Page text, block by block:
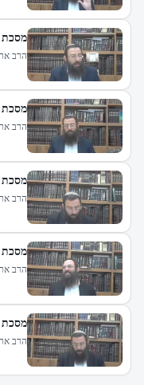
מסכת
הרב
מסכת
הרב
מסכת
הרב
מסכת
הרב
מסכת
הרב